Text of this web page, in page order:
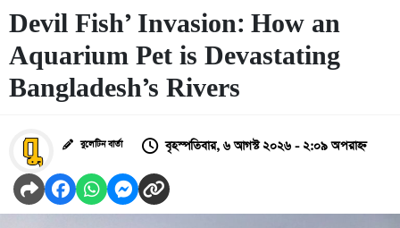
Devil Fish’ Invasion: How an
Aquarium Pet is Devastating
Bangladesh’s Rivers
বুলেটিন বার্তা বৃহস্পতিবার, ৬ আগস্ট ২০২৬ - ২:০৯ অপরাহ্ন